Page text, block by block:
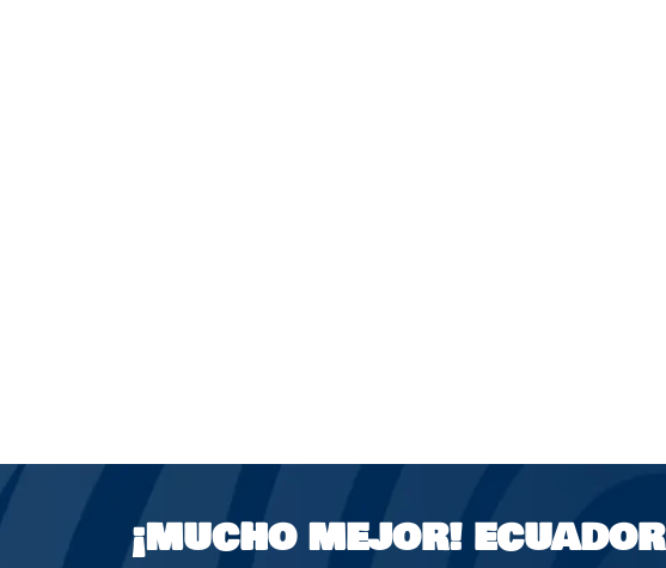
¡MUCHO MEJOR! ECUADOR